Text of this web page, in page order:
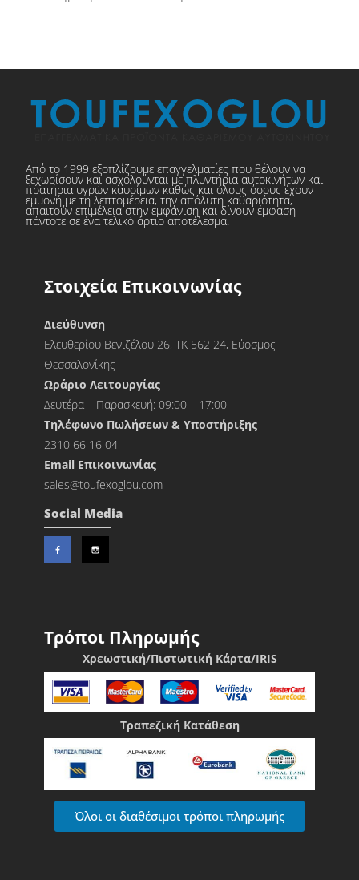
Από το 1999 εξοπλίζουμε επαγγελματίες που θέλουν να
ξεχωρίσουν και ασχολούνται με πλυντήρια αυτοκινήτων και
πρατήρια υγρών καυσίμων καθώς και όλους όσους έχουν
εμμονή με τη λεπτομέρεια, την απόλυτη καθαριότητα,
απαιτούν επιμέλεια στην εμφάνιση και δίνουν έμφαση
πάντοτε σε ένα τελικό άρτιο αποτέλεσμα.
Στοιχεία Επικοινωνίας
Διεύθυνση
Ελευθερίου Βενιζέλου 26, ΤΚ 562 24, Εύοσμος
Θεσσαλονίκης
Ωράριο Λειτουργίας
Δευτέρα – Παρασκευή: 09:00 – 17:00
Τηλέφωνο Πωλήσεων & Υποστήριξης
2310 66 16 04
Εmail Επικοινωνίας
sales@toufexoglou.com
Social Media
Τρόποι Πληρωμής
Χρεωστική/Πιστωτική Κάρτα/IRIS
Τραπεζική Κατάθεση
Όλοι οι διαθέσιμοι τρόποι πληρωμής